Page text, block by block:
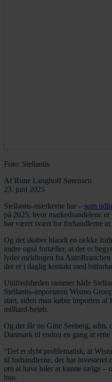
Foto: Stellantis
Af Rune Langhoff Sørensen
23. juni 2025
Stellantis-mærkerne har – som
på 2025, hvor markedsandelene
har været svært for forhandlerne at
Og det skaber blandt en række
andre også fortæller, at der er
lyder meldingen fra
der er i daglig kontakt med
Utilfredsheden rammer både
Stellantis-importøren Wismo
start, siden man købte importen
milliard-beløb.
Og det får nu Gitte Seeberg,
Danmark til endnu en gang at
“Det er dybt problematisk, at
til forhandlerne, der har
om at have biler at kunne sælge –
hun.